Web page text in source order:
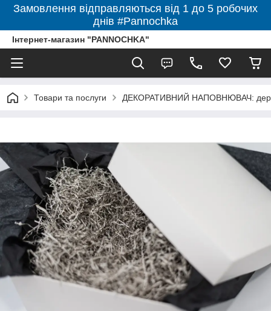
Замовлення відправляються від 1 до 5 робочих
днів #Pannochka
Інтернет-магазин "PANNOCHKA"
Товари та послуги ДЕКОРАТИВНИЙ НАПОВНЮВАЧ: